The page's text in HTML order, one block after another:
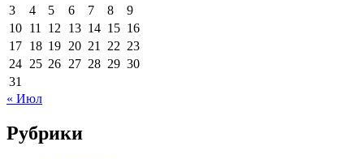
3
4 5 6 7 8
9
10 11 12 13 14 15 16
17 18 19 20 21 22 23
24 25 26 27 28 29 30
31
« Июл
Рубрики